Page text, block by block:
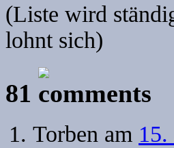
(Liste wird
lohnt sich)
81
Torben am